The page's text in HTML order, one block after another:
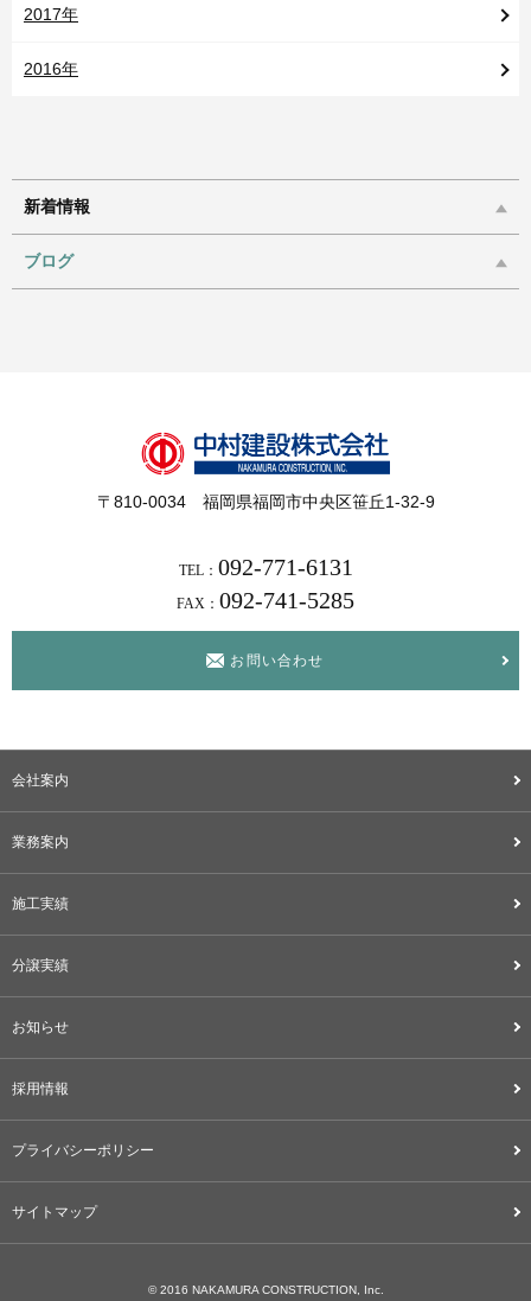
2017年
2016年
新着情報
ブログ
〒810-0034 福岡県福岡市中央区笹丘1-32-9
TEL： 092-771-6131
FAX： 092-741-5285
お問い合わせ
会社案内
業務案内
施工実績
分譲実績
お知らせ
採用情報
プライバシーポリシー
サイトマップ
© 2016 NAKAMURA CONSTRUCTION, Inc.